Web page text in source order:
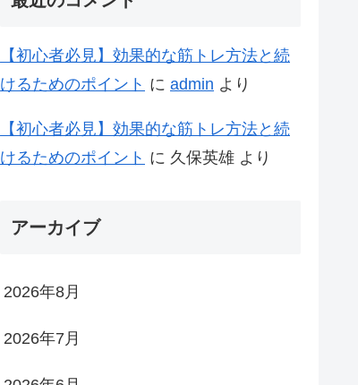
【初心者必見】効果的な筋トレ方法と続
けるためのポイント に admin より
【初心者必見】効果的な筋トレ方法と続
けるためのポイント に 久保英雄 より
アーカイブ
2026年8月
2026年7月